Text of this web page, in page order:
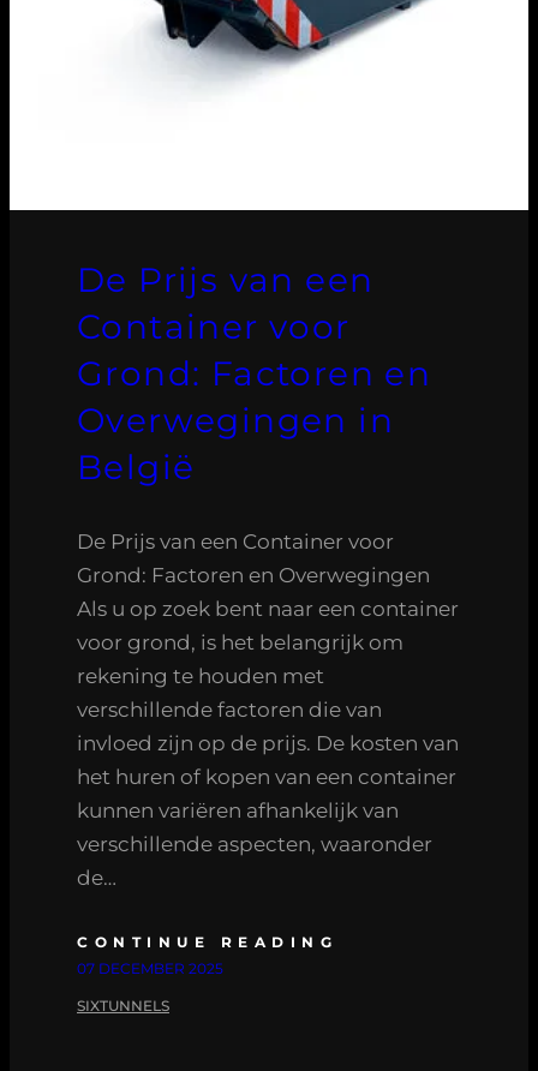
De Prijs van een
Container voor
Grond: Factoren en
Overwegingen in
België
De Prijs van een Container voor
Grond: Factoren en Overwegingen
Als u op zoek bent naar een container
voor grond, is het belangrijk om
rekening te houden met
verschillende factoren die van
invloed zijn op de prijs. De kosten van
het huren of kopen van een container
kunnen variëren afhankelijk van
verschillende aspecten, waaronder
de…
CONTINUE READING
07 DECEMBER 2025
SIXTUNNELS